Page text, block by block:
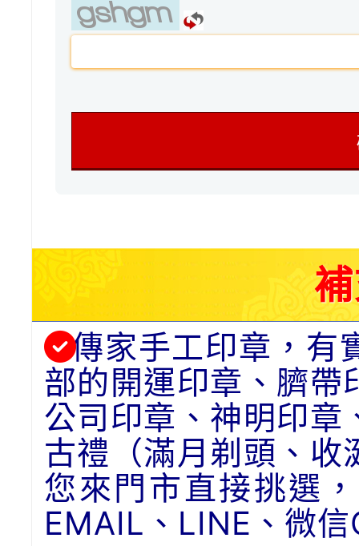
傳家手工印章，有
部的開運印章、臍帶
公司印章、神明印章
古禮（滿月剃頭、收
您來門市直接挑選
EMAIL、LINE、微